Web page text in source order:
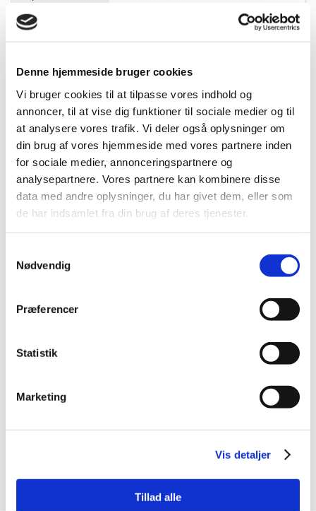
Denne hjemmeside bruger cookies
Vi bruger cookies til at tilpasse vores indhold og
annoncer, til at vise dig funktioner til sociale medier og til
at analysere vores trafik. Vi deler også oplysninger om
din brug af vores hjemmeside med vores partnere inden
for sociale medier, annonceringspartnere og
analysepartnere. Vores partnere kan kombinere disse
data med andre oplysninger, du har givet dem, eller som
de har indsamlet fra din brug af deres tjenester.
Nødvendig
Præferencer
Statistik
Marketing
Vis detaljer
Tillad alle
EAN-nr. 4002632800924
Bedst sælgende i Sikkerhedsknive og -
bokse
404049